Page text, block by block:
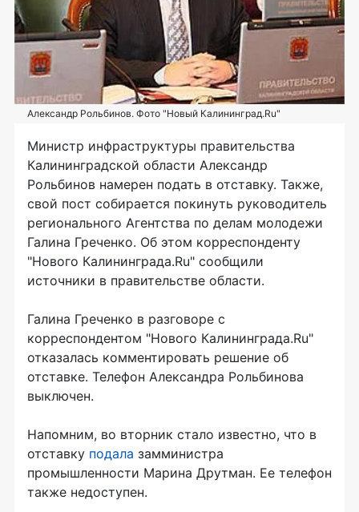
Александр Рольбинов. Фото "Новый Калининград.Ru"
Министр инфраструктуры правительства
Калининградской области Александр
Рольбинов намерен подать в отставку. Также,
свой пост собирается покинуть руководитель
регионального Агентства по делам молодежи
Галина Греченко. Об этом корреспонденту
"Нового Калининграда.Ru" сообщили
источники в правительстве области.
Галина Греченко в разговоре с
корреспондентом "Нового Калининграда.Ru"
отказалась комментировать решение об
отставке. Телефон Александра Рольбинова
выключен.
Напомним, во вторник стало известно, что в
отставку подала замминистра
промышленности Марина Друтман. Ее телефон
также недоступен.